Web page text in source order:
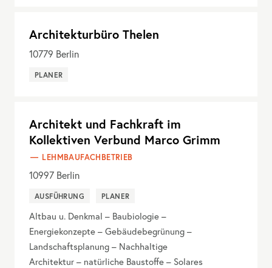
Architekturbüro Thelen
10779 Berlin
PLANER
Architekt und Fachkraft im
Kollektiven Verbund Marco Grimm
LEHMBAUFACHBETRIEB
10997 Berlin
AUSFÜHRUNG PLANER
Altbau u. Denkmal – Baubiologie –
Energiekonzepte – Gebäudebegrünung –
Landschaftsplanung – Nachhaltige
Architektur – natürliche Baustoffe – Solares